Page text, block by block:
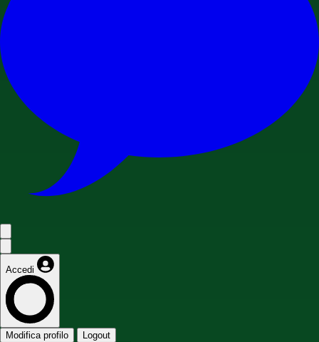
Accedi
Modifica profilo Logout